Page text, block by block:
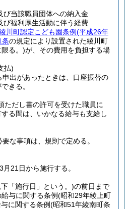
び当該職員団体への納入金
び福利厚生活動に伴う経費
川町認定こども園条例(平成26年
条の規定により設置された綾川町
る。)が、その費用を負担する場
払)
申出があったときは、口座振替の
きる。
ただし書の許可を受けた職員に
る間は、いかなる給与も支給し
な事項は、規則で定める。
21日から施行する。
「施行日」という。)の前日まで
与に関する条例(昭和29年綾上町
に関する条例(昭和51年綾南町条